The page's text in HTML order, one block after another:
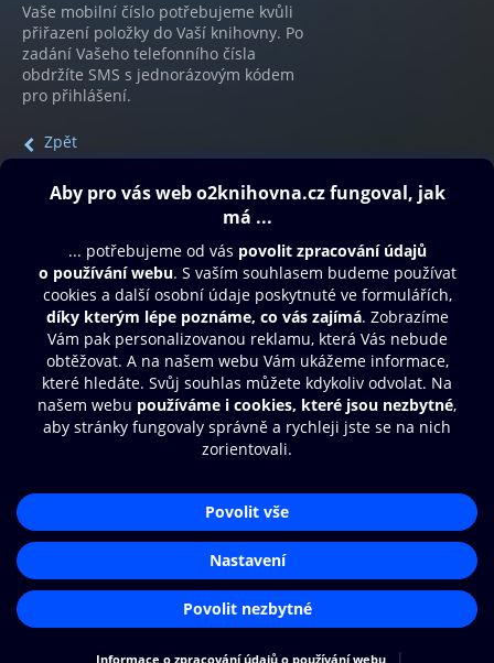
Vaše mobilní číslo potřebujeme kvůli
přiřazení položky do Vaší knihovny. Po
zadání Vašeho telefonního čísla
obdržíte SMS s jednorázovým kódem
pro přihlášení.
Zpět
Obsah ke stažení
Moje O2 Knihovna
Další zábava
© O2 Czech Republic a.s.
Přístupnost
Zásady zpracování osobních údajů
Nastavení cookies
Aplikace O2 Knihovna
Čti a poslouchej své e-knihy a
audioknihy rychleji a pohodlněji.